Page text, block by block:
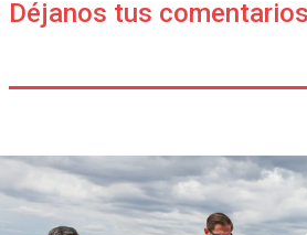
Déjanos tus